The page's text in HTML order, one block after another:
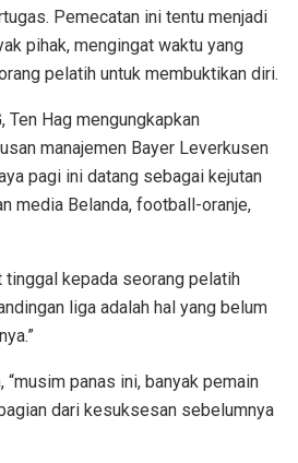
Pemecatan ini tentu menjadi
pihak, mengingat waktu yang
pelatih untuk membuktikan diri.
Ten Hag mengungkapkan
manajemen Bayer Leverkusen
pagi ini datang sebagai kejutan
media Belanda, football-oranje,
tinggal kepada seorang pelatih
liga adalah hal yang belum
“musim panas ini, banyak pemain
dari kesuksesan sebelumnya